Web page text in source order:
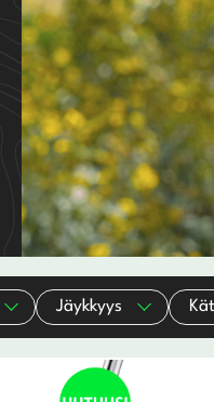
Wedget
Putterit
Jäykkyys